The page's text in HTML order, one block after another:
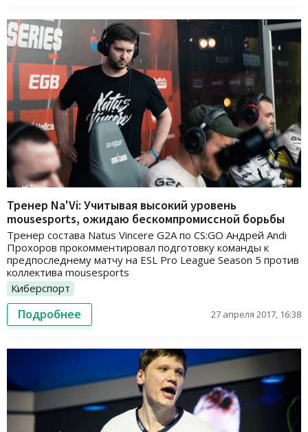
Тренер Na'Vi: Учитывая высокий уровень
mousesports, ожидаю бескомпромиссной борьбы
Тренер состава Natus Vincere G2A по CS:GO Андрей Andi
Прохоров прокомментировал подготовку команды к
предпоследнему матчу на ESL Pro League Season 5 против
коллектива mousesports
Киберспорт
Подробнее 27 апреля 2017, 16:38